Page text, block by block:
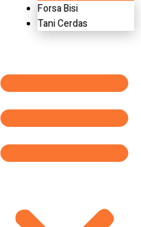
Forsa Bisi
Tani Cerdas